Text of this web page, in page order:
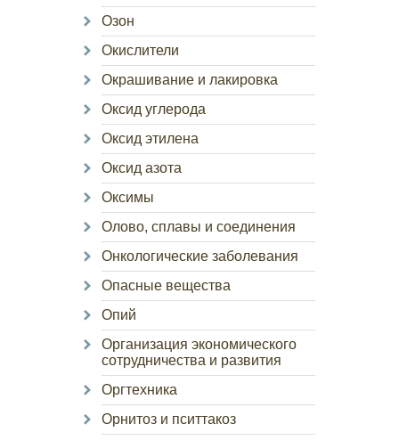
Озон
Окислители
Окрашивание и лакировка
Оксид углерода
Оксид этилена
Оксид азота
Оксимы
Олово, сплавы и соединения
Онкологические заболевания
Опасные вещества
Опий
Организация экономического
сотрудничества и развития
Оргтехника
Орнитоз и пситтакоз